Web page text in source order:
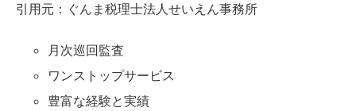
引用元： ぐんま税理士法人せいえん事務所
月次巡回監査
ワンストップサービス
豊富な経験と実績